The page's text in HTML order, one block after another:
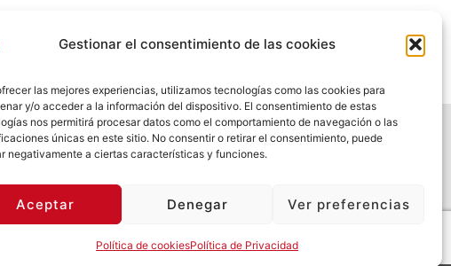
Gestionar el consentimiento de las cookies
las mejores experiencias, utilizamos tecnologías como las cookies para
y/o acceder a la información del dispositivo. El consentimiento de estas
nos permitirá procesar datos como el comportamiento de navegación o las
únicas en este sitio. No consentir o retirar el consentimiento, puede
negativamente a ciertas características y funciones.
Aceptar Denegar Ver preferencias
Política de cookiesPolítica de Privacidad
Política de Cookies